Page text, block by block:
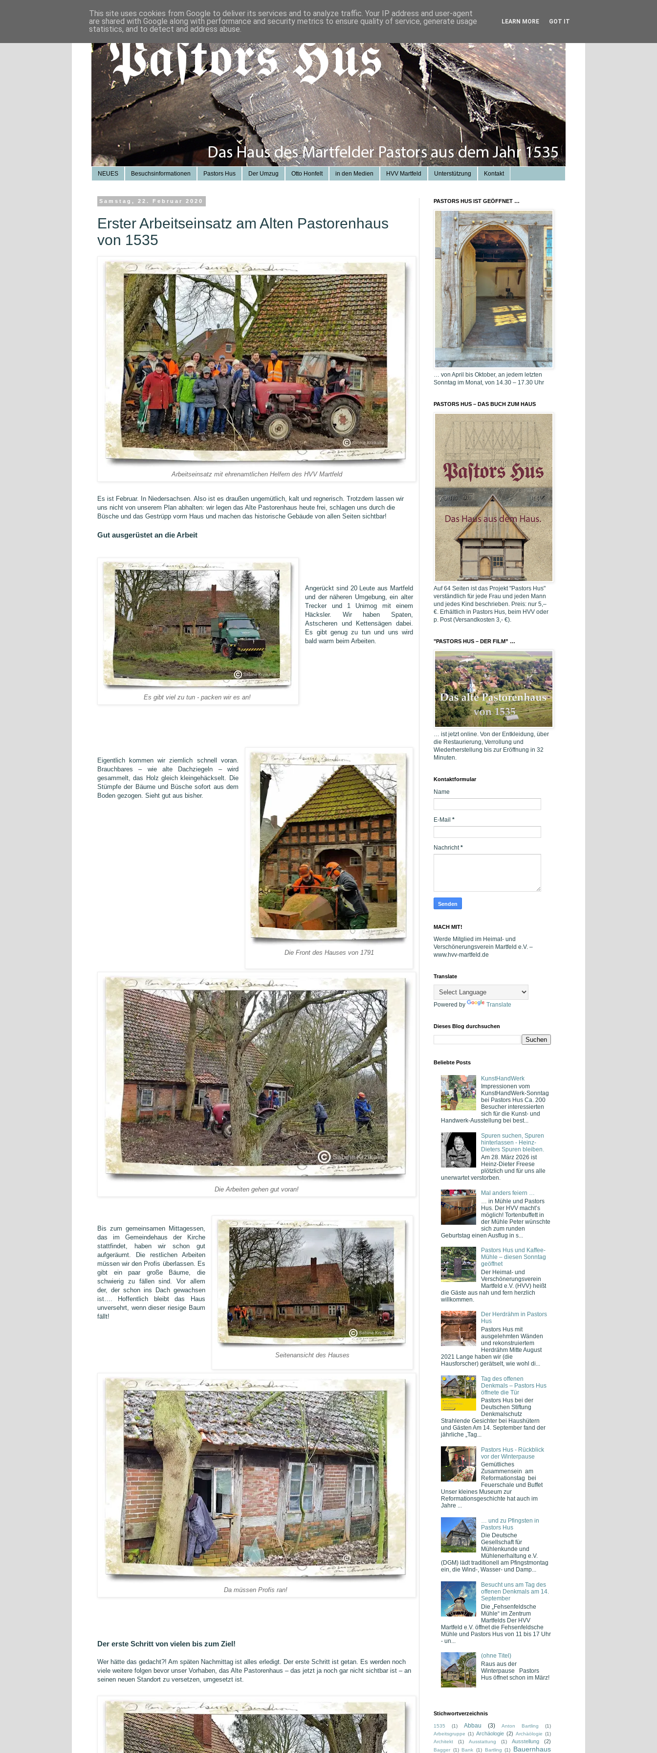
NEUES Besuchsinformationen Pastors Hus Der Umzug Otto Honfelt in den Medien HVV Martfeld Unterstützung Kontakt
Samstag, 22. Februar 2020
Erster Arbeitseinsatz am Alten Pastorenhaus
von 1535
Arbeitseinsatz mit ehrenamtlichen Helfern des HVV Martfeld
Es ist Februar. In Niedersachsen. Also ist es draußen ungemütlich, kalt und regnerisch. Trotzdem lassen wir
uns nicht von unserem Plan abhalten: wir legen das Alte Pastorenhaus heute frei, schlagen uns durch die
Büsche und das Gestrüpp vorm Haus und machen das historische Gebäude von allen Seiten sichtbar!
Gut ausgerüstet an die Arbeit
Es gibt viel zu tun - packen wir es an!
Angerückt sind 20 Leute aus Martfeld
und der näheren Umgebung, ein alter
Trecker und 1 Unimog mit einem
Häcksler. Wir haben Spaten,
Astscheren und Kettensägen dabei.
Es gibt genug zu tun und uns wird
bald warm beim Arbeiten.
Die Front des Hauses von 1791
Eigentlich kommen wir ziemlich schnell voran.
Brauchbares – wie alte Dachziegeln – wird
gesammelt, das Holz gleich kleingehäckselt. Die
Stümpfe der Bäume und Büsche sofort aus dem
Boden gezogen. Sieht gut aus bisher.
Die Arbeiten gehen gut voran!
Seitenansicht des Hauses
Bis zum gemeinsamen Mittagessen,
das im Gemeindehaus der Kirche
stattfindet, haben wir schon gut
aufgeräumt. Die restlichen Arbeiten
müssen wir den Profis überlassen. Es
gibt ein paar große Bäume, die
schwierig zu fällen sind. Vor allem
der, der schon ins Dach gewachsen
ist…. Hoffentlich bleibt das Haus
unversehrt, wenn dieser riesige Baum
fällt!
Da müssen Profis ran!
Der erste Schritt von vielen bis zum Ziel!
Wer hätte das gedacht?! Am späten Nachmittag ist alles erledigt. Der erste Schritt ist getan. Es werden noch
viele weitere folgen bevor unser Vorhaben, das Alte Pastorenhaus – das jetzt ja noch gar nicht sichtbar ist – an
seinen neuen Standort zu versetzen, umgesetzt ist.
PASTORS HUS IST GEÖFFNET …
… von April bis Oktober, an jedem letzten
Sonntag im Monat, von 14.30 – 17.30 Uhr
PASTORS HUS – DAS BUCH ZUM HAUS
Auf 64 Seiten ist das Projekt "Pastors Hus"
verständlich für jede Frau und jeden Mann
und jedes Kind beschrieben. Preis: nur 5,–
€. Erhältlich in Pastors Hus, beim HVV oder
p. Post (Versandkosten 3,- €).
"PASTORS HUS – DER FILM” …
… ist jetzt online. Von der Entkleidung, über
die Restaurierung, Verrollung und
Wiederherstellung bis zur Eröffnung in 32
Minuten.
Kontaktformular
Name
E-Mail *
Nachricht*
MACH MIT!
Werde Mitglied im Heimat- und
Verschönerungsverein Martfeld e.V. –
www.hvv-martfeld.de
Translate
Powered by Translate
Dieses Blog durchsuchen
Beliebte Posts
KunstHandWerk
Impressionen vom
KunstHandWerk-Sonntag
bei Pastors Hus Ca. 200
Besucher interessierten
sich für die Kunst- und
Handwerk-Ausstellung bei best...
Spuren suchen, Spuren
hinterlassen - Heinz-
Dieters Spuren bleiben.
Am 28. März 2026 ist
Heinz-Dieter Freese
plötzlich und für uns alle
unerwartet verstorben.
Mal anders feiern …
… in Mühle und Pastors
Hus. Der HVV macht’s
möglich! Tortenbuffett in
der Mühle Peter wünschte
sich zum runden
Geburtstag einen Ausflug in s...
Pastors Hus und Kaffee-
Mühle – diesen Sonntag
geöffnet
Der Heimat- und
Verschönerungsverein
Martfeld e.V. (HVV) heißt
die Gäste aus nah und fern herzlich
willkommen.
Der Herdrähm in Pastors
Hus
Pastors Hus mit
ausgelehmten Wänden
und rekonstruiertem
Herdrähm Mitte August
2021 Lange haben wir (die
Hausforscher) gerätselt, wie wohl di...
Tag des offenen
Denkmals – Pastors Hus
öffnete die Tür
Pastors Hus bei der
Deutschen Stiftung
Denkmalschutz
Strahlende Gesichter bei Haushütern
und Gästen Am 14. September fand der
jährliche „Tag...
Pastors Hus - Rückblick
vor der Winterpause
Gemütliches
Zusammensein am
Reformationstag bei
Feuerschale und Buffet
Unser kleines Museum zur
Reformationsgeschichte hat auch im
Jahre ...
… und zu Pfingsten in
Pastors Hus
Die Deutsche
Gesellschaft für
Mühlenkunde und
Mühlenerhaltung e.V.
(DGM) lädt traditionell am Pfingstmontag
ein, die Wind-, Wasser- und Damp...
Besucht uns am Tag des
offenen Denkmals am 14.
September
Die „Fehsenfeldsche
Mühle“ im Zentrum
Martfelds Der HVV
Martfeld e.V. öffnet die Fehsenfeldsche
Mühle und Pastors Hus von 11 bis 17 Uhr
- un...
(ohne Titel)
Raus aus der
Winterpause Pastors
Hus öffnet schon im März!
Stichwortverzeichnis
1535 (1) Abbau (3) Anton Bartling
(1)
Arbeitsgruppe (1) Archäologie (2) Archäölogie (1)
Architekt
(1) Ausstattung (1) Ausstellung (2)
Bagger (1) Bank (1) Bartling (1) Bauernhaus
This site uses cookies from Google to deliver its services and to analyze traffic. Your IP address and user-agent
are shared with Google along with performance and security metrics to ensure quality of service, generate usage
statistics, and to detect and address abuse.
LEARN MORE GOT IT